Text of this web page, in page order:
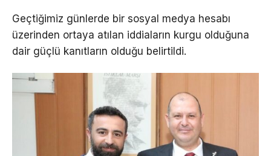
Geçtiğimiz günlerde bir sosyal medya hesabı
üzerinden ortaya atılan iddiaların kurgu olduğuna
dair güçlü kanıtların olduğu belirtildi.